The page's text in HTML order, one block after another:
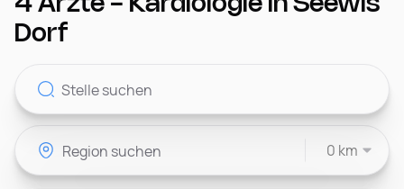
Kontakt
CH
Dorf
0 km